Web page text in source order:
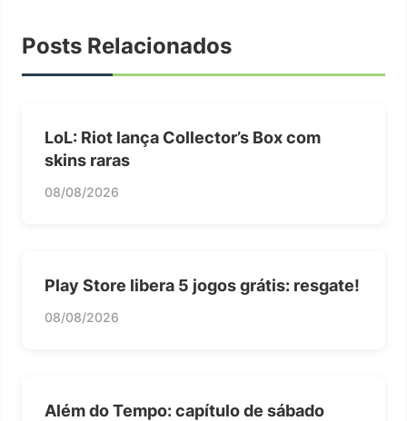
Posts Relacionados
LoL: Riot lança Collector’s Box com
skins raras
08/08/2026
Play Store libera 5 jogos grátis: resgate!
08/08/2026
Além do Tempo: capítulo de sábado